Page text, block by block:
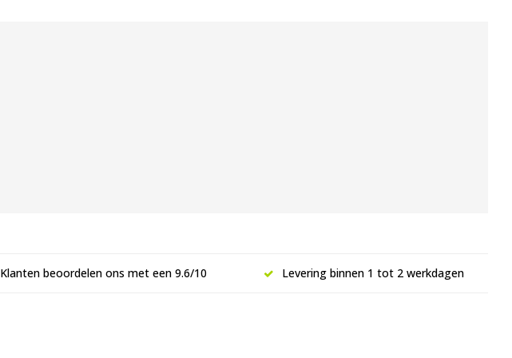
Klanten beoordelen ons met een 9.6/10 Levering binnen 1 tot 2 werkdagen